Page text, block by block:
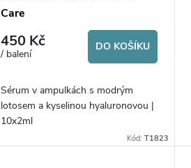
Care
450 Kč
/ balení
DO KOŠÍKU
Sérum v ampulkách s modrým
lotosem a kyselinou hyaluronovou |
10x2ml
Kód:T1823